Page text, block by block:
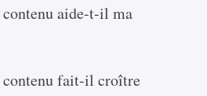
aide-t-il ma
fait-il croître